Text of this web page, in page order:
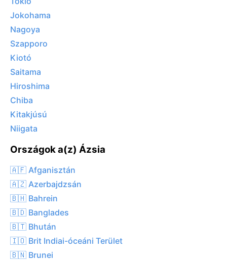
Jokohama
Nagoya
Szapporo
Kiotó
Saitama
Hiroshima
Chiba
Kitakjúsú
Niigata
Országok a(z) Ázsia
🇦🇫 Afganisztán
🇦🇿 Azerbajdzsán
🇧🇭 Bahrein
🇧🇩 Banglades
🇧🇹 Bhután
🇮🇴 Brit Indiai-óceáni Terület
🇧🇳 Brunei